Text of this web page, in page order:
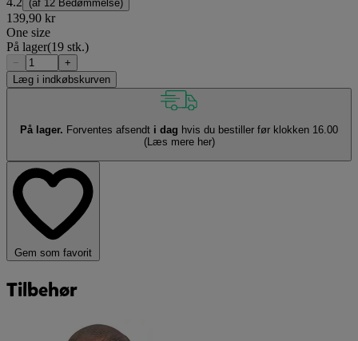
(af 12 Bedømmelse)
139,90 kr
One size
På lager(19 stk.)
−
+
Læg i indkøbskurven
På lager. Forventes afsendt i dag hvis du bestiller før klokken 16.00
(Læs mere her)
Gem som favorit
Tilbehør